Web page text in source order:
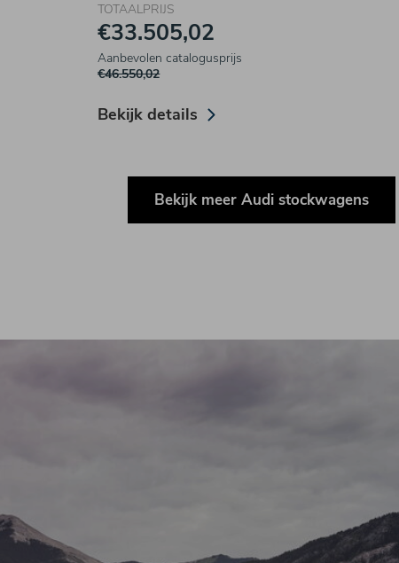
TOTAALPRIJS
€33.505,02
Aanbevolen catalogusprijs
€46.550,02
Bekijk details
Bekijk meer Audi stockwagens